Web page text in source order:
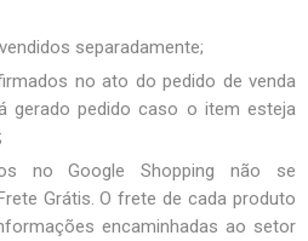
separadamente;
no ato do pedido de venda
gerado pedido caso o item esteja
no Google Shopping não se
Grátis. O frete de cada produto
encaminhadas ao setor